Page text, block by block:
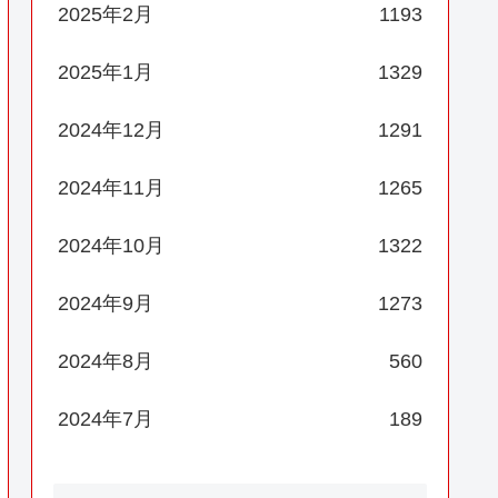
2025年2月 1193
2025年1月 1329
2024年12月 1291
2024年11月 1265
2024年10月 1322
2024年9月 1273
2024年8月 560
2024年7月 189